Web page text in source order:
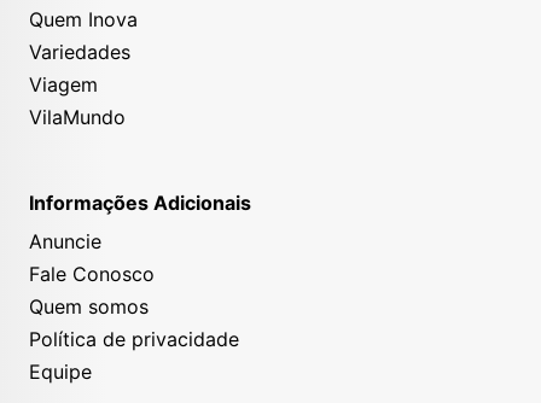
Quem Inova
Variedades
Viagem
VilaMundo
Informações Adicionais
Anuncie
Fale Conosco
Quem somos
Política de privacidade
Equipe